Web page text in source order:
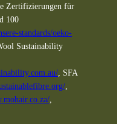
Zertifizierungen für
100
standards/oeko-
Sustainability
, SFA
,
,